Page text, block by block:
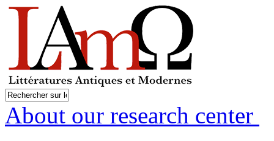
About our research center